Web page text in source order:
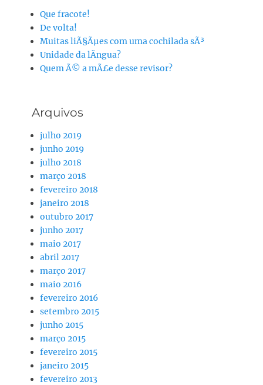
Que fracote!
De volta!
Muitas liÃ§Ãµes com uma cochilada sÃ³
Unidade da lÃ­ngua?
Quem Ã© a mÃ£e desse revisor?
Arquivos
julho 2019
junho 2019
julho 2018
março 2018
fevereiro 2018
janeiro 2018
outubro 2017
junho 2017
maio 2017
abril 2017
março 2017
maio 2016
fevereiro 2016
setembro 2015
junho 2015
março 2015
fevereiro 2015
janeiro 2015
fevereiro 2013